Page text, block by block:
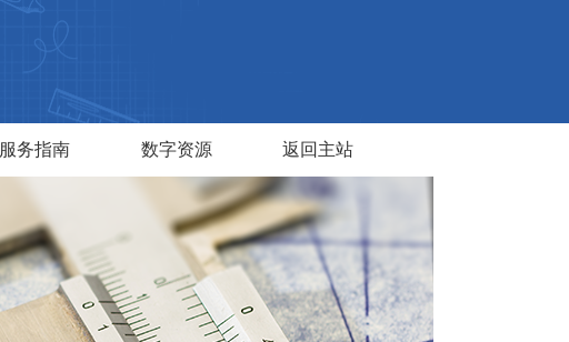
服务指南 数字资源 返回主站